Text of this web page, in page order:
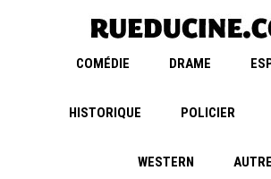
COMÉDIE DRAME
HISTORIQUE POLICIER
WESTERN